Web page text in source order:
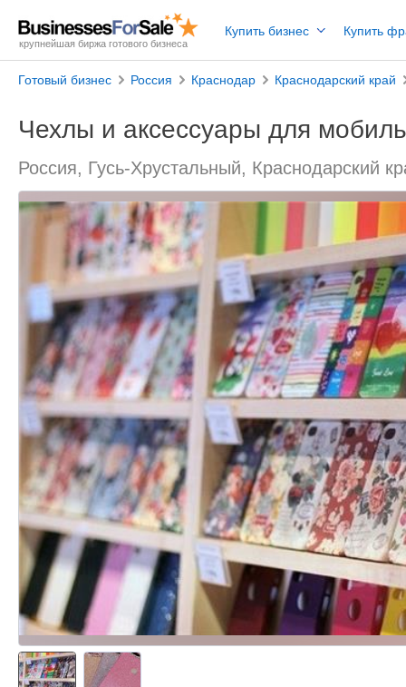
крупнейшая биржа готового бизнеса
Купить бизнес Купить
Готовый бизнес Россия Краснодар Краснодарский край
Чехлы и аксессуары для
Россия, Гусь-Хрустальный, Краснодарский